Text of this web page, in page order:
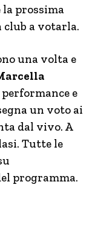
prossima
club a votarla.
una volta e
e
un voto ai
dal vivo. A
Tutte le
programma.